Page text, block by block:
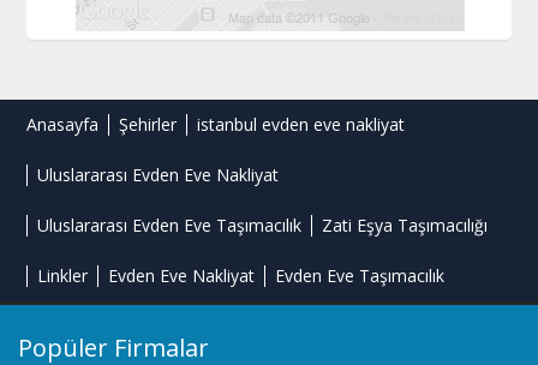
Anasayfa Şehirler istanbul evden eve nakliyat
Uluslararası Evden Eve Nakliyat
Uluslararası Evden Eve Taşımacılık Zati Eşya Taşımacılığı
Linkler Evden Eve Nakliyat Evden Eve Taşımacılık
Popüler Firmalar